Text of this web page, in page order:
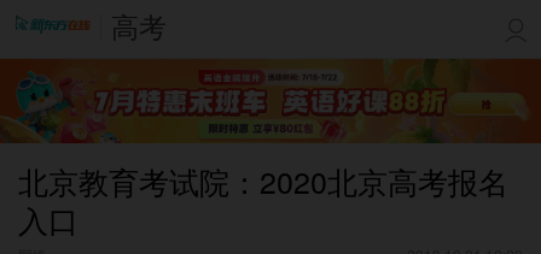
高考
北京教育考试院：2020北京高考报名
入口